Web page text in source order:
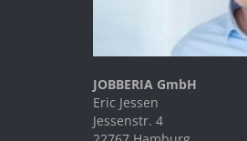
JOBBERIA GmbH
Eric Jessen
Jessenstr. 4